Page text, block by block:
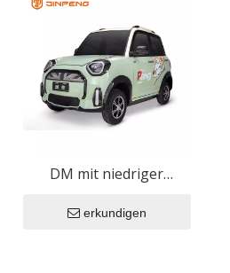
DM mit niedriger
Elektroauto
erkundigen